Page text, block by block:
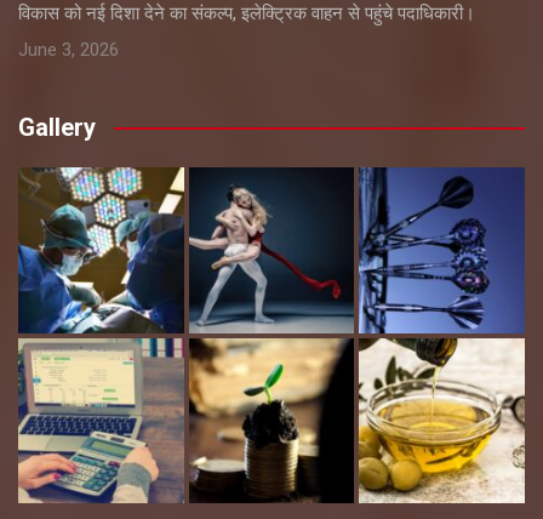
विकास को नई दिशा देने का संकल्प, इलेक्ट्रिक वाहन से पहुंचे पदाधिकारी।
June 3, 2026
Gallery